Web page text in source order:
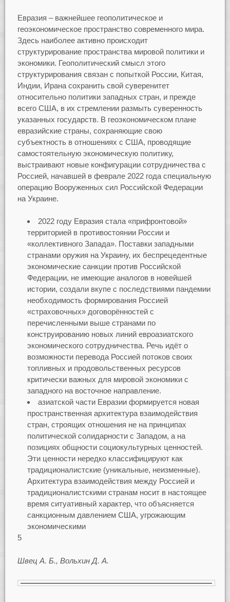
Евразия – важнейшее геополитическое и
геоэкономическое пространство современного мира.
Здесь наиболее активно происходит
структурирование пространства мировой политики и
экономики. Геополитический смысл этого
структурирования связан с попыткой России, Китая,
Индии, Ирана сохранить свой суверенитет
относительно политики западных стран, и прежде
всего США, в их стремлении размыть суверенность
указанных государств. В геоэкономическом плане
евразийские страны, сохраняющие свою
субъектность в отношениях с США, проводящие
самостоятельную экономическую политику,
выстраивают новые конфигурации сотрудничества с
Россией, начавшей в феврале 2022 года специальную
операцию Вооруженных сил Российской Федерации
на Украине.
2022 году Евразия стала «прифронтовой»
территорией в противостоянии России и
«коллективного Запада». Поставки западными
странами оружия на Украину, их беспрецедентные
экономические санкции против Российской
Федерации, не имеющие аналогов в новейшей
истории, создали вкупе с последствиями пандемии
необходимость формирования Россией
«страховочных» договорённостей с
перечисленными выше странами по
конструированию новых линий евроазиатского
экономического сотрудничества. Речь идёт о
возможности перевода Россией потоков своих
топливных и продовольственных ресурсов
критически важных для мировой экономики с
западного на восточное направление.
азиатской части Евразии формируется новая
пространственная архитектура взаимодействия
стран, строящих отношения не на принципах
политической солидарности с Западом, а на
позициях общности социокультурных ценностей.
Эти ценности нередко классифицируют как
традиционалистские (уникальные, неизменные).
Архитектура взаимодействия между Россией и
традиционалистскими странам носит в настоящее
время ситуативный характер, что объясняется
санкционным давлением США, угрожающим
экономическими
5
Швец А. Б., Вольхин Д. А.